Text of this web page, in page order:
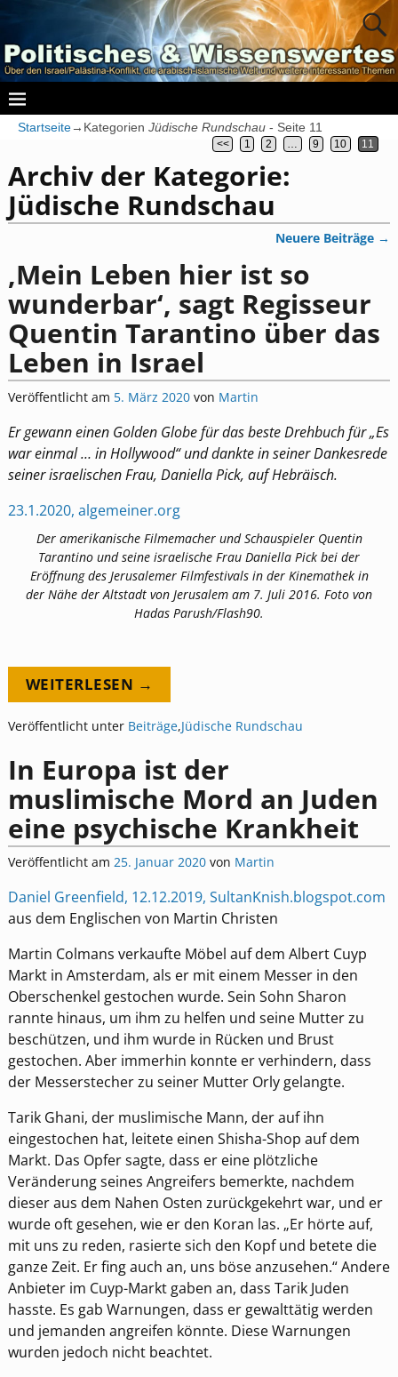
Startseite→Kategorien Jüdische Rundschau - Seite 11
<< 1 2 9 10 11
Archiv der Kategorie:
Jüdische Rundschau
Neuere Beiträge →
‚Mein Leben hier ist so
wunderbar‘, sagt Regisseur
Quentin Tarantino über das
Leben in Israel
Veröffentlicht am 5. März 2020 von Martin
Er gewann einen Golden Globe für das beste Drehbuch für „Es
war einmal … in Hollywood“ und dankte in seiner Dankesrede
seiner israelischen Frau, Daniella Pick, auf Hebräisch.
23.1.2020, algemeiner.org
Der amerikanische Filmemacher und Schauspieler Quentin
Tarantino und seine israelische Frau Daniella Pick bei der
Eröffnung des Jerusalemer Filmfestivals in der Kinemathek in
der Nähe der Altstadt von Jerusalem am 7. Juli 2016. Foto von
Hadas Parush/Flash90.
WEITERLESEN →
Veröffentlicht unter Beiträge,Jüdische Rundschau
In Europa ist der
muslimische Mord an Juden
eine psychische Krankheit
Veröffentlicht am 25. Januar 2020 von Martin
Daniel Greenfield, 12.12.2019, SultanKnish.blogspot.com
aus dem Englischen von Martin Christen
Martin Colmans verkaufte Möbel auf dem Albert Cuyp
Markt in Amsterdam, als er mit einem Messer in den
Oberschenkel gestochen wurde. Sein Sohn Sharon
rannte hinaus, um ihm zu helfen und seine Mutter zu
beschützen, und ihm wurde in Rücken und Brust
gestochen. Aber immerhin konnte er verhindern, dass
der Messerstecher zu seiner Mutter Orly gelangte.
Tarik Ghani, der muslimische Mann, der auf ihn
eingestochen hat, leitete einen Shisha-Shop auf dem
Markt. Das Opfer sagte, dass er eine plötzliche
Veränderung seines Angreifers bemerkte, nachdem
dieser aus dem Nahen Osten zurückgekehrt war, und er
wurde oft gesehen, wie er den Koran las. „Er hörte auf,
mit uns zu reden, rasierte sich den Kopf und betete die
ganze Zeit. Er fing auch an, uns böse anzusehen.“ Andere
Anbieter im Cuyp-Markt gaben an, dass Tarik Juden
hasste. Es gab Warnungen, dass er gewalttätig werden
und jemanden angreifen könnte. Diese Warnungen
wurden jedoch nicht beachtet.